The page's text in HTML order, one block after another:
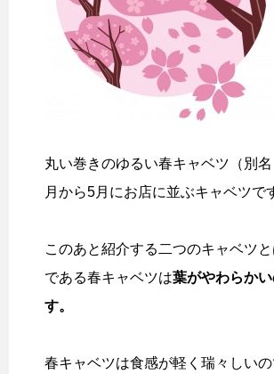
丸い巻きのゆるい春キャベツ（別
月から5月にお店に並ぶキャベツで
このあと紹介する二つのキャベツ
である春キャベツは葉がやわらか
す。
春キャベツは食感が軽く瑞々しい